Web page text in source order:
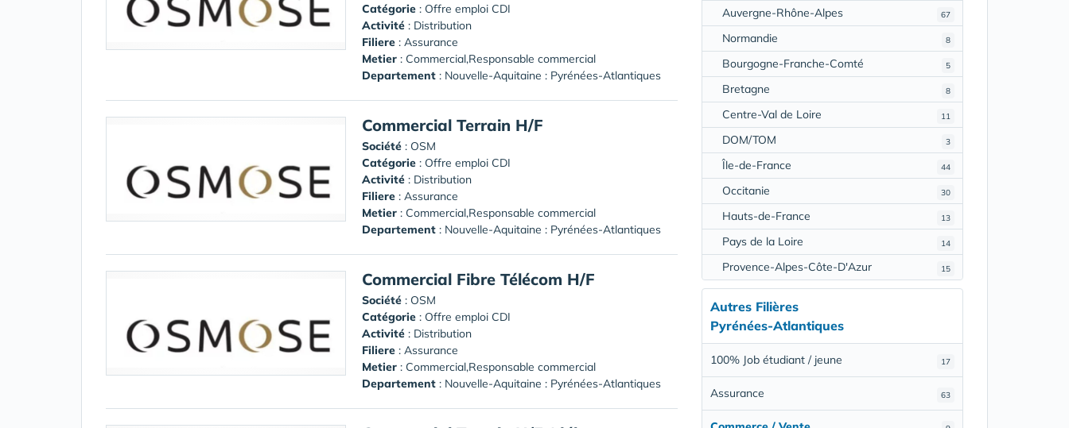
Catégorie : Offre emploi CDI
Activité : Distribution
Filiere : Assurance
Metier : Commercial,Responsable commercial
Departement : Nouvelle-Aquitaine : Pyrénées-Atlantiques
Commercial Terrain H/F
Société : OSM
Catégorie : Offre emploi CDI
Activité : Distribution
Filiere : Assurance
Metier : Commercial,Responsable commercial
Departement : Nouvelle-Aquitaine : Pyrénées-Atlantiques
Commercial Fibre Télécom H/F
Société : OSM
Catégorie : Offre emploi CDI
Activité : Distribution
Filiere : Assurance
Metier : Commercial,Responsable commercial
Departement : Nouvelle-Aquitaine : Pyrénées-Atlantiques
67
Auvergne-Rhône-Alpes
8
Normandie
5
Bourgogne-Franche-Comté
8
Bretagne
11
Centre-Val de Loire
3
DOM/TOM
44
Île-de-France
30
Occitanie
13
Hauts-de-France
14
Pays de la Loire
15
Provence-Alpes-Côte-D'Azur
Autres Filières
Pyrénées-Atlantiques
17
100% Job étudiant / jeune
63
Assurance